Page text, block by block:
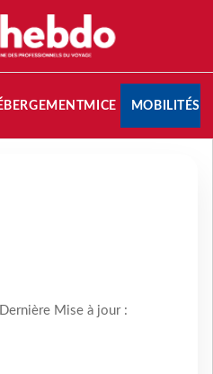
MICE MOBILITÉS
Mise à jour :